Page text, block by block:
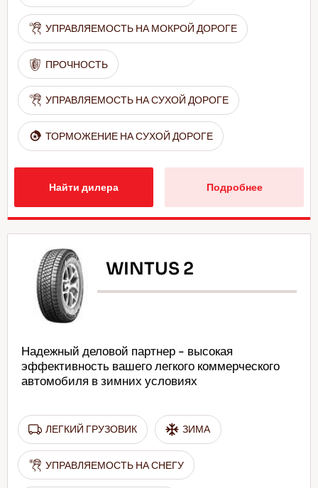
УПРАВЛЯЕМОСТЬ НА МОКРОЙ ДОРОГЕ
ПРОЧНОСТЬ
УПРАВЛЯЕМОСТЬ НА СУХОЙ ДОРОГЕ
ТОРМОЖЕНИЕ НА СУХОЙ ДОРОГЕ
Найти дилера Подробнее
WINTUS 2
Надежный деловой партнер - высокая
эффективность вашего легкого коммерческого
автомобиля в зимних условиях
ЛЕГКИЙ ГРУЗОВИК ЗИМА
УПРАВЛЯЕМОСТЬ НА СНЕГУ